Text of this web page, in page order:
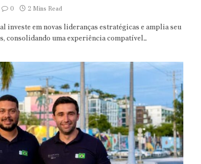
0 2 Mins Read
investe em novas lideranças estratégicas e amplia seu
uma experiência compatível…